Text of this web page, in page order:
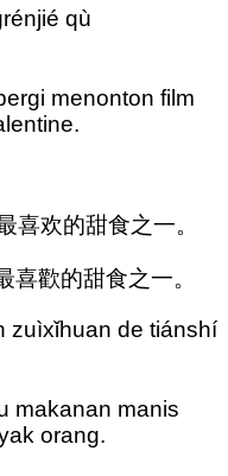
qù
menonton film
喜欢的甜食之一。
歡的甜食之一。
zuìxǐhuan de tiánshí
makanan manis
orang.